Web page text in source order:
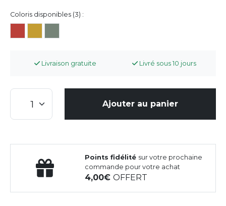
Coloris disponibles (3) :
Livraison gratuite Livré sous 10 jours
Ajouter au panier
Points fidélité sur votre prochaine
commande pour votre achat
4,00OFFERT